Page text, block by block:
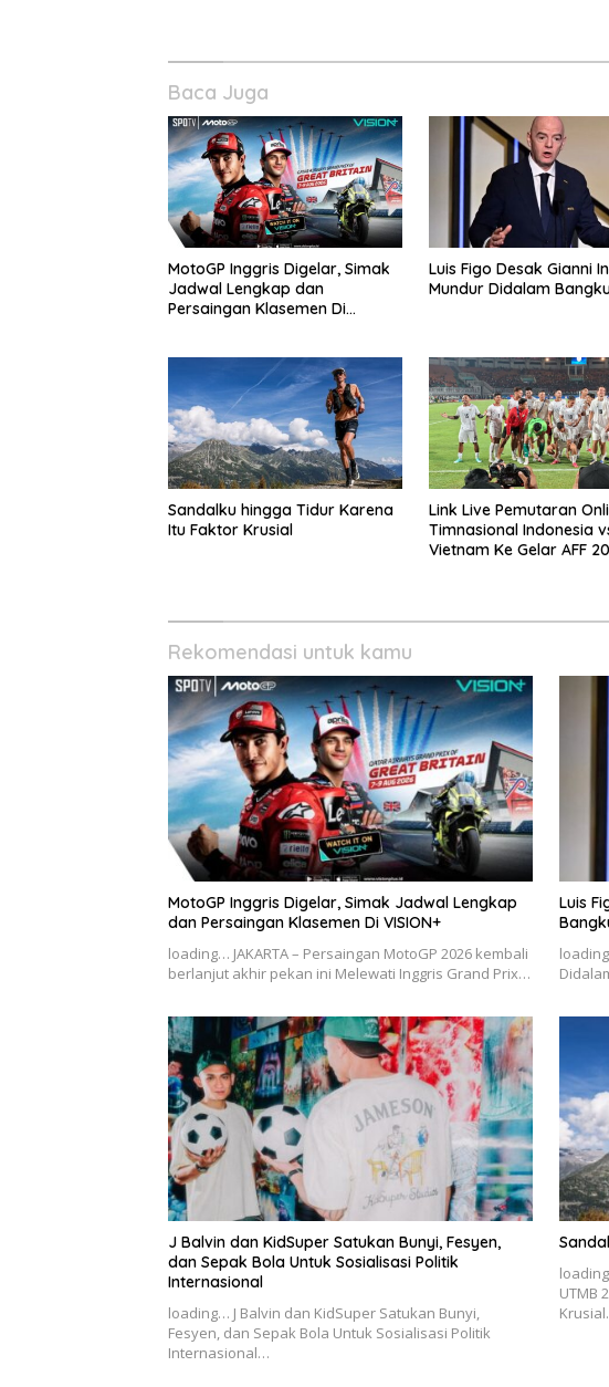
Baca Juga
MotoGP Inggris Digelar, Simak
Jadwal Lengkap dan
Persaingan Klasemen Di
Luis Figo Desak Gianni
Mundur Didalam Bangku
Sandalku hingga Tidur Karena
Itu Faktor Krusial
Link Live Pemutaran
Timnasional Indonesia
Vietnam Ke Gelar AFF
Rekomendasi untuk kamu
MotoGP Inggris Digelar, Simak Jadwal Lengkap
dan Persaingan Klasemen Di VISION+
loading… JAKARTA – Persaingan MotoGP 2026 kembali
berlanjut akhir pekan ini Melewati Inggris Grand Prix…
Luis
J Balvin dan KidSuper Satukan Bunyi, Fesyen,
dan Sepak Bola Untuk Sosialisasi Politik
Internasional
loading… J Balvin dan KidSuper Satukan Bunyi,
Fesyen, dan Sepak Bola Untuk Sosialisasi Politik
Internasional…
UTMB